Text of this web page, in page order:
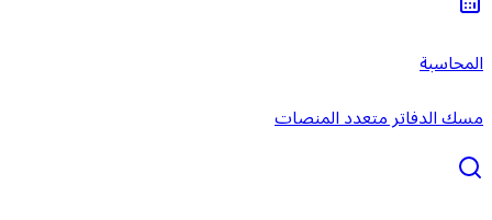
المحاسبة
مسك الدفاتر متعدد المنصات